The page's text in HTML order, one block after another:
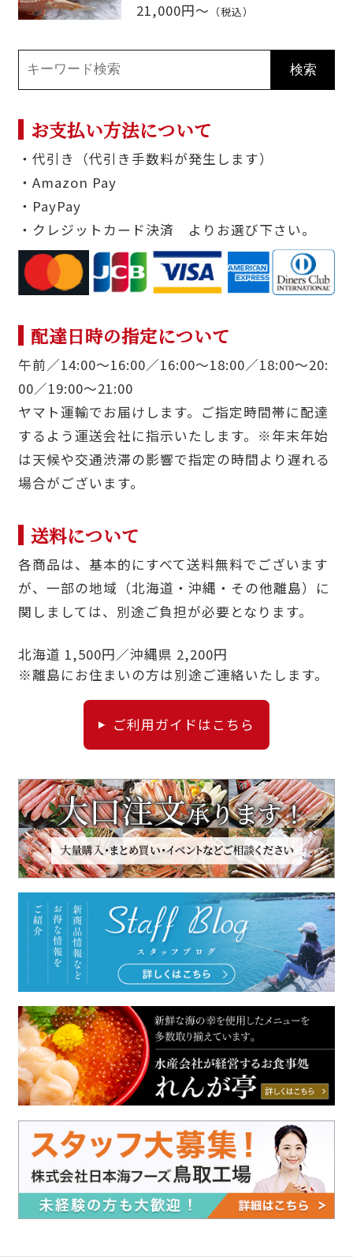
21,000円～ （税込）
お支払い方法について
・代引き（代引き手数料が発生します）
・Amazon Pay
・PayPay
・クレジットカード決済 よりお選び下さい。
配達日時の指定について
午前／14:00〜16:00／16:00〜18:00／18:00〜20:
00／19:00〜21:00
ヤマト運輸でお届けします。ご指定時間帯に配達
するよう運送会社に指示いたします。※年末年始
は天候や交通渋滞の影響で指定の時間より遅れる
場合がございます。
送料について
各商品は、基本的にすべて送料無料でございます
が、一部の地域（北海道・沖縄・その他離島）に
関しましては、別途ご負担が必要となります。
北海道 1,500円／沖縄県 2,200円
※離島にお住まいの方は別途ご連絡いたします。
ご利用ガイドはこちら